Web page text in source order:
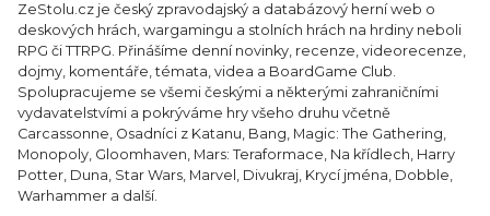
ZeStolu.cz je český zpravodajský a databázový herní web o
deskových hrách, wargamingu a stolních hrách na hrdiny neboli
RPG či TTRPG. Přinášíme denní novinky, recenze, videorecenze,
dojmy, komentáře, témata, videa a BoardGame Club.
Spolupracujeme se všemi českými a některými zahraničními
vydavatelstvími a pokrýváme hry všeho druhu včetně
Carcassonne, Osadníci z Katanu, Bang, Magic: The Gathering,
Monopoly, Gloomhaven, Mars: Teraformace, Na křídlech, Harry
Potter, Duna, Star Wars, Marvel, Divukraj, Krycí jména, Dobble,
Warhammer a další.